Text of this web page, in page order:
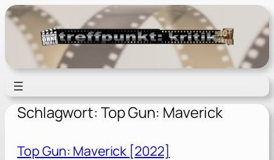
Zum
Inhalt
springen
Schlagwort: Top Gun: Maverick
Top Gun: Maverick [2022]